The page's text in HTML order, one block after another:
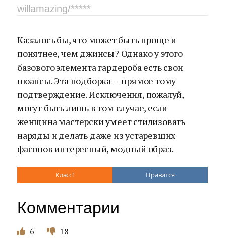
willamazing/*****
Казалось бы, что может быть проще и
понятнее, чем джинсы? Однако у этого
базового элемента гардероба есть свои
нюансы. Эта подборка — прямое тому
подтверждение. Исключения, пожалуй,
могут быть лишь в том случае, если
женщина мастерски умеет стилизовать
наряды и делать даже из устаревших
фасонов интересный, модный образ.
Класс! Нравится
Комментарии
6 18